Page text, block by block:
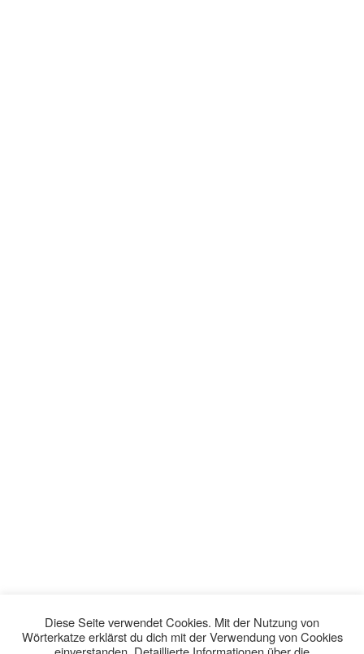
Diese Seite verwendet Cookies. Mit der Nutzung von
Wörterkatze erklärst du dich mit der Verwendung von Cookies